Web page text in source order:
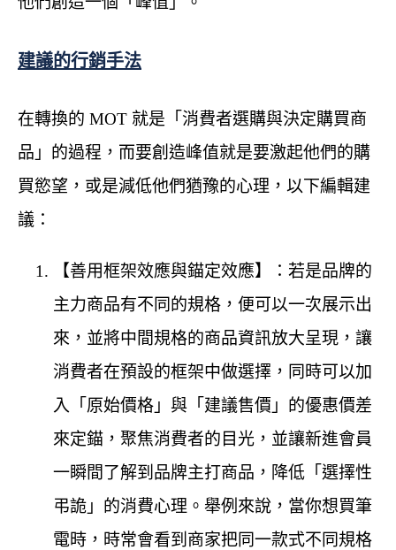
建議的行銷手法
在轉換的 MOT 就是「消費者選購與決定購買商
品」的過程，而要創造峰值就是要激起他們的購
買慾望，或是減低他們猶豫的心理，以下編輯建
議：
【善用框架效應與錨定效應】：若是品牌的
主力商品有不同的規格，便可以一次展示出
來，並將中間規格的商品資訊放大呈現，讓
消費者在預設的框架中做選擇，同時可以加
入「原始價格」與「建議售價」的優惠價差
來定錨，聚焦消費者的目光，並讓新進會員
一瞬間了解到品牌主打商品，降低「選擇性
弔詭」的消費心理。舉例來說，當你想買筆
電時，時常會看到商家把同一款式不同規格